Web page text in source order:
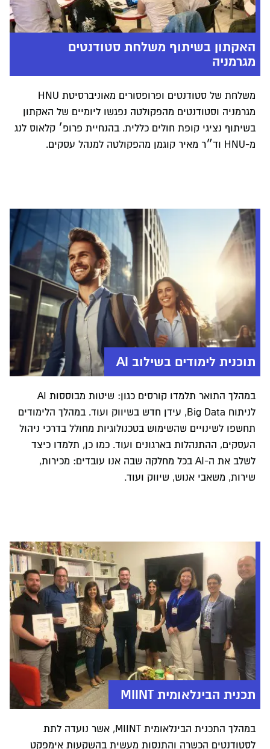
האקתון בשיתוף משלחת סטודנטים
מגרמניה
משלחת של סטודנטים ופרופסורים מאוניברסיטת HNU
מגרמניה וסטודנטים מהפקולטה נפגשו ליומיים של האקתון
בשיתוף נציגי קופת חולים כללית. בהנחיית פרופ׳ קלאוס לנג
מ-HNU וד״ר מאיר קוגמן מהפקולטה למנהל עסקים.
תוכנית לימודים בשילוב AI
במהלך התואר תלמדו קורסים כגון: שיטות מבוססות AI
לניתוח Big Data, עידן חדש בשיווק ועוד. במהלך הלימודים
תחשפו לשינויים שהשימוש בטכנולוגיות מחולל בדרכי ניהול
העסקים, ההתנהלות בארגונים ועוד. כמו כן, תלמדו כיצד
לשלב את ה-AI בכל מחלקה שבה אנו עובדים: מכירות,
שירות, משאבי אנוש, שיווק ועוד.
תכנית הבינלאומית MIINT
במהלך התכנית הבינלאומית MIINT, אשר נועדה לתת
לסטודנטים הכשרה והתנסות מעשית בהשקעות אימפקט